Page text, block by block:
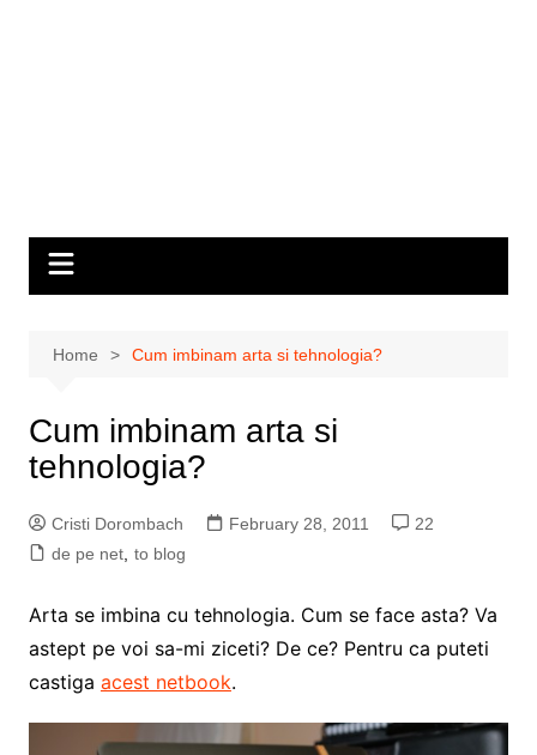
Home Cum imbinam arta si tehnologia?
Cum imbinam arta si
tehnologia?
Cristi Dorombach February 28, 2011
22
de pe net, to blog
Arta se imbina cu tehnologia. Cum se face asta? Va
astept pe voi sa-mi ziceti? De ce? Pentru ca puteti
castiga acest netbook.